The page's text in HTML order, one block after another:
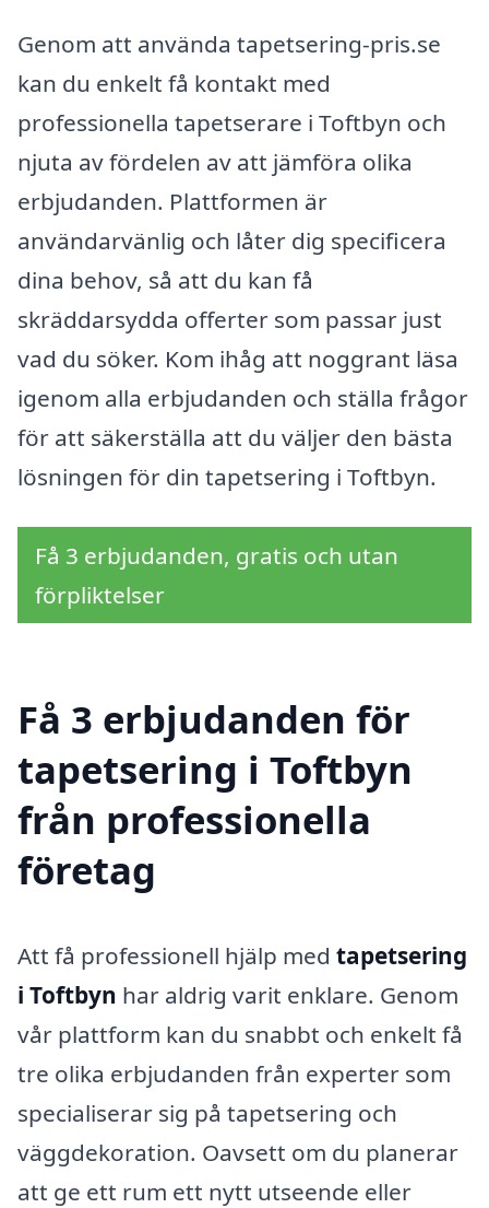
Genom att använda tapetsering-pris.se
kan du enkelt få kontakt med
professionella tapetserare i Toftbyn och
njuta av fördelen av att jämföra olika
erbjudanden. Plattformen är
användarvänlig och låter dig specificera
dina behov, så att du kan få
skräddarsydda offerter som passar just
vad du söker. Kom ihåg att noggrant läsa
igenom alla erbjudanden och ställa frågor
för att säkerställa att du väljer den bästa
lösningen för din tapetsering i Toftbyn.
Få 3 erbjudanden, gratis och utan
förpliktelser
Få 3 erbjudanden för
tapetsering i Toftbyn
från professionella
företag
Att få professionell hjälp med tapetsering
i Toftbyn har aldrig varit enklare. Genom
vår plattform kan du snabbt och enkelt få
tre olika erbjudanden från experter som
specialiserar sig på tapetsering och
väggdekoration. Oavsett om du planerar
att ge ett rum ett nytt utseende eller